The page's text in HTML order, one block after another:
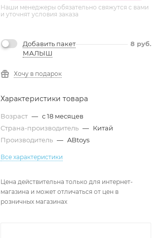
Наши менеджеры обязательно свяжутся с вами
и уточнят условия заказа
Добавить пакет
МАЛЫШ
8 руб.
Хочу в подарок
Характеристики товара
Возраст — с 18 месяцев
Страна-производитель — Китай
Производитель — ABtoys
Все характеристики
Цена действительна только для интернет-
магазина и может отличаться от цен в
розничных магазинах